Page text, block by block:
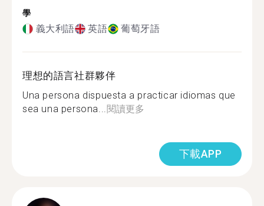
學
義大利語 英語 葡萄牙語
理想的語言社群夥伴
Una persona dispuesta a practicar idiomas que
sea una persona...閱讀更多
下載APP